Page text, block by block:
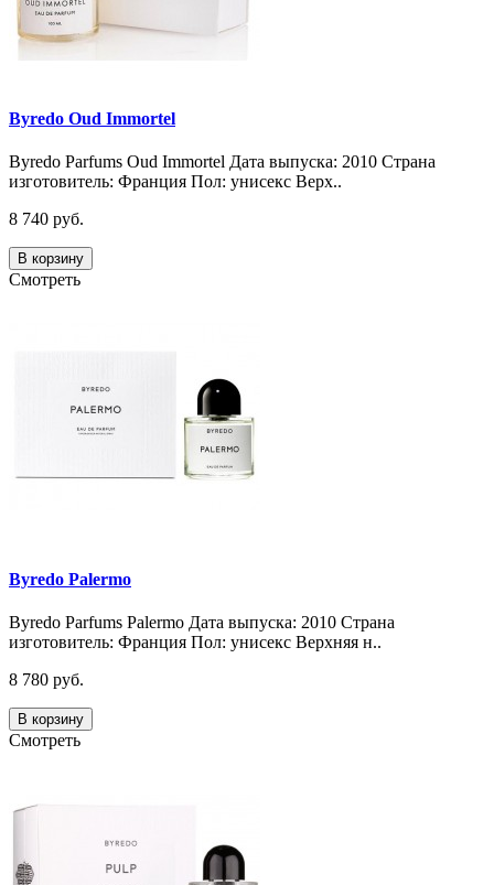
Byredo Oud Immortel
Byredo Parfums Oud Immortel Дата выпуска: 2010 Страна
изготовитель: Франция Пол: унисекс Верх..
8 740 руб.
В корзину
Смотреть
Byredo Palermo
Byredo Parfums Palermo Дата выпуска: 2010 Страна
изготовитель: Франция Пол: унисекс Верхняя н..
8 780 руб.
В корзину
Смотреть